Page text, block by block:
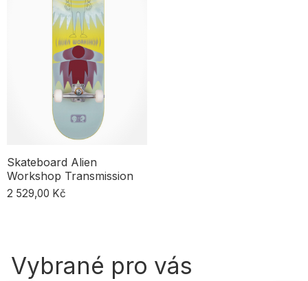
okamžité jízdě – deck, trucky, kolečka, ložiska, grip a montážní
šrouby. Když si koupíš kompletní set, ušetříš čas i peníze a získáš
jistotu, že všechny komponenty do sebe perfektně zapadnou.
Ideální řešení, když začínáš, nebo jako dárek pro někoho blízkého.
Skateboard Alien
Workshop Transmission
2 529,00 Kč
Vybrané pro vás